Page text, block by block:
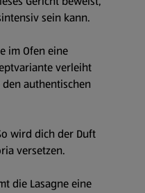
sein kann.
im Ofen eine
verleiht
authentischen
wird dich der Duft
versetzen.
die Lasagne eine